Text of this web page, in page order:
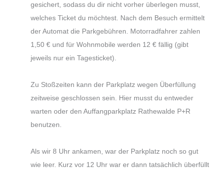
gesichert, sodass du dir nicht vorher überlegen musst,
welches Ticket du möchtest. Nach dem Besuch ermittelt
der Automat die Parkgebühren. Motorradfahrer zahlen
1,50 € und für Wohnmobile werden 12 € fällig (gibt
jeweils nur ein Tagesticket).
Zu Stoßzeiten kann der Parkplatz wegen Überfüllung
zeitweise geschlossen sein. Hier musst du entweder
warten oder den Auffangparkplatz Rathewalde P+R
benutzen.
Als wir 8 Uhr ankamen, war der Parkplatz noch so gut
wie leer. Kurz vor 12 Uhr war er dann tatsächlich überfüllt